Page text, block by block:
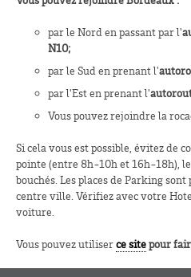
par le Nord en passant par l'
N10;
par le Sud en prenant l'
par l'Est en prenant l'
Vous pouvez rejoindre la
Si cela vous est possible, évitez de
pointe (entre 8h-10h et 16h-18h),
bouchés. Les places de Parking
centre ville. Vérifiez avec votre
voiture.
Vous pouvez utiliserce sitepour